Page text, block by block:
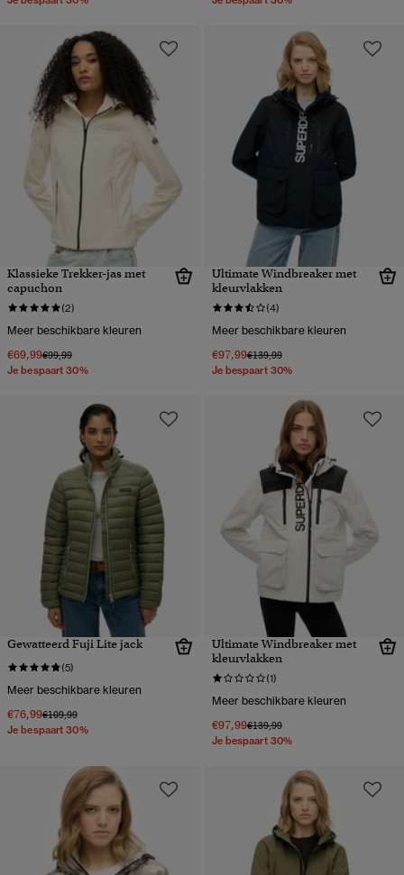
Klassieke Trekker-jas met
capuchon
(2)
Meer beschikbare kleuren
€69,99Prijs verlaagd van
€99,99naar
Je bespaart 30%
Ultimate Windbreaker met
kleurvlakken
(4)
Meer beschikbare kleuren
€97,99Prijs verlaagd van
€139,99naar
Je bespaart 30%
Gewatteerd Fuji Lite jack
(5)
Meer beschikbare kleuren
€76,99Prijs verlaagd van
€109,99naar
Je bespaart 30%
Ultimate Windbreaker met
kleurvlakken
(1)
Meer beschikbare kleuren
€97,99Prijs verlaagd van
€139,99naar
Je bespaart 30%